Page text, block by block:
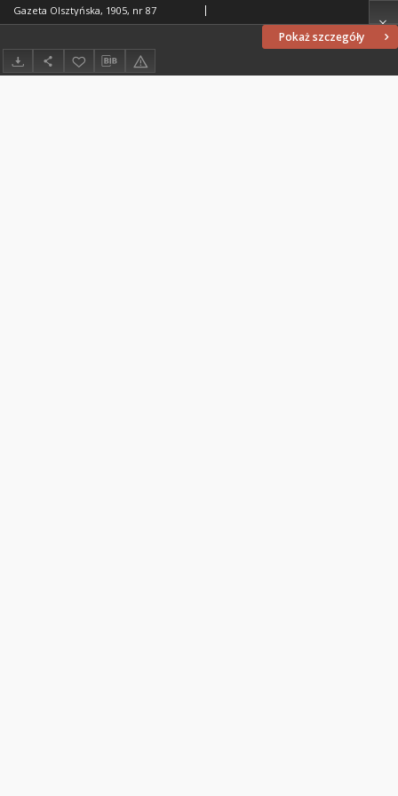
Pokaż szczegóły
Gazeta Olsztyńska, 1905, nr 87